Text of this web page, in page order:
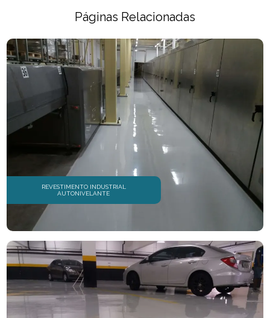
PISOS DE CONCRETO POLIDO
PISOS DE URETANO
PISOS EPÓXI
PISOS EPÓXI PARA SHOPPING
PISOS INDUSTRIAIS
PISOS NIVELANTES
PISOS PARA INDÚSTRIA
PISOS POLIDOS
RECUPERAÇÃO DE PISOS DE ESTACIONAMENTO
RECUPERAÇÃO DE PISOS INDUSTRIAIS
Páginas Relacionadas
REVESTIMENTO INDUSTRIAL
AUTONIVELANTE